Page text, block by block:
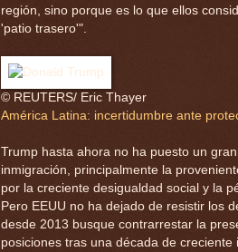
región, sino porque es lo que ellos
'patio trasero'".
© REUTERS/ Eric Thayer
América Latina: incertidumbre ante
Trump hasta ahora no ha puesto un
inmigración, principalmente la
por la creciente desigualdad social y la
Pero EEUU no ha dejado de resistir los
desde 2013 busque contrarrestar la
posiciones tras una década de creciente